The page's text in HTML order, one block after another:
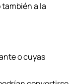
a la
o cuyas